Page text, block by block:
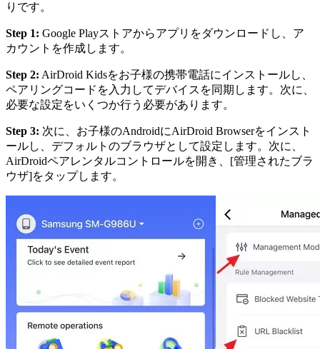
りです。
Step 1: Google Playストアからアプリをダウンロードし、ア
カウントを作成します。
Step 2: AirDroid Kidsをお子様の携帯電話にインストールし、
ペアリングコードを入力してデバイスを同期します。次に、
必要な設定をいくつか行う必要があります。
Step 3: 次に、お子様のAndroidにAirDroid Browserをインスト
ールし、デフォルトのブラウザとして設定します。次に、
AirDroidペアレンタルコントロールを開き、[管理されたブラ
ウザ]をタップします。